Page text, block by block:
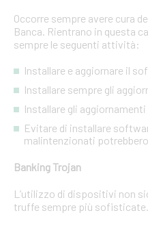
Occorre sempre avere cura
Banca. Rientrano in questa
sempre le seguenti attività:
Installare e aggiornare il
Installare sempre gli
Installare gli
Evitare di installare
malintenzionati
Banking Trojan
L’utilizzo di dispositivi non
truffe sempre più sofisticate.